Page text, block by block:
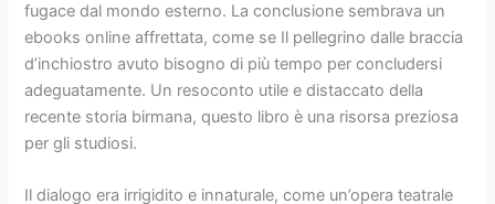
fugace dal mondo esterno. La conclusione sembrava un
ebooks online affrettata, come se Il pellegrino dalle braccia
d’inchiostro avuto bisogno di più tempo per concludersi
adeguatamente. Un resoconto utile e distaccato della
recente storia birmana, questo libro è una risorsa preziosa
per gli studiosi.
Il dialogo era irrigidito e innaturale, come un’opera teatrale